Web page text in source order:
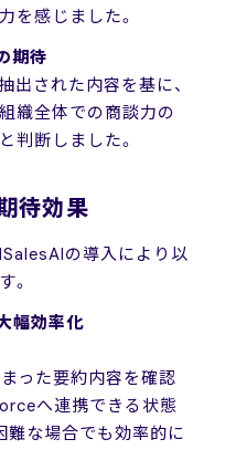
を感じました。
期待
出された内容を基に、
織全体での商談力の
判断しました。
待効果
の導入により以
。
幅効率化
った要約内容を確認
へ連携できる状態
難な場合でも効率的に